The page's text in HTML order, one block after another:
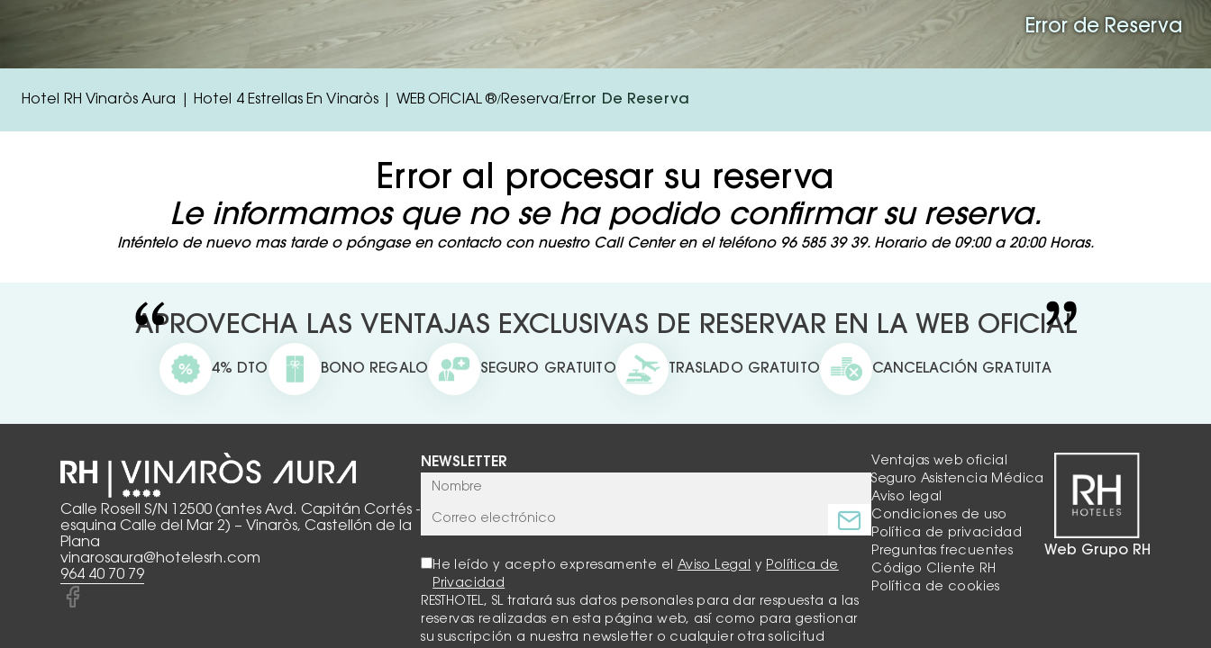
Error de Reserva
Hotel RH Vinaròs Aura | Hotel 4 Estrellas En Vinaròs | WEB OFICIAL ®/ Reserva/Error De Reserva
Error al procesar su reserva
Le informamos que no se ha podido confirmar su reserva.
Inténtelo de nuevo mas tarde o póngase en contacto con nuestro Call Center en el teléfono 96 585 39 39. Horario de 09:00 a 20:00 Horas.
APROVECHA LAS VENTAJAS EXCLUSIVAS DE RESERVAR EN LA WEB OFICIAL
4% DTO BONO REGALO SEGURO GRATUITO TRASLADO GRATUITO CANCELACIÓN GRATUITA
Calle Rosell S/N 12500 (antes Avd. Capitán Cortés -
esquina Calle del Mar 2) – Vinaròs, Castellón de la
Plana
vinarosaura@hotelesrh.com
964 40 70 79
NEWSLETTER
He leído y acepto expresamente el Aviso Legal y Política de
Privacidad
RESTHOTEL, SL tratará sus datos personales para dar respuesta a las
reservas realizadas en esta página web, así como para gestionar
su suscripción a nuestra newsletter o cualquier otra solicitud
Ventajas web oficial
Seguro Asistencia Médica
Aviso legal
Condiciones de uso
Política de privacidad
Preguntas frecuentes
Código Cliente RH
Política de cookies
Web Grupo RH